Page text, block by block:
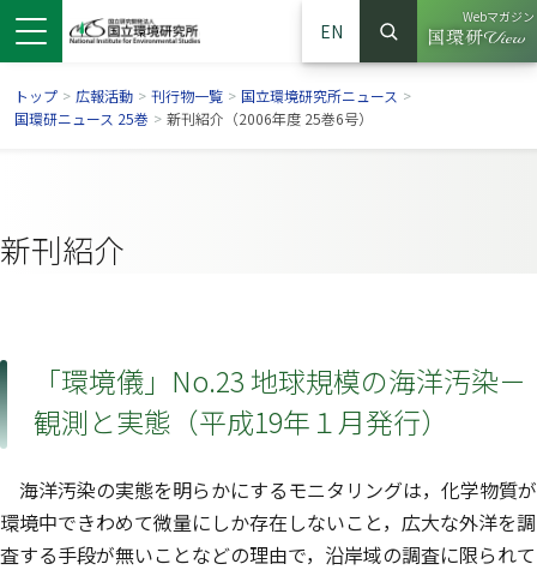
ドウで開きます）
ンドウで開きます）
ウインドウで開きます）
EN
サイト内検索
検索
Webマガジン
（別ウイ
トップ > 広報活動 > 刊行物一覧 > 国立環境研究所ニュース >
国環研ニュース 25巻 > 新刊紹介（2006年度 25巻6号）
新刊紹介
「環境儀」No.23 地球規模の海洋汚染－
観測と実態（平成19年１月発行）
海洋汚染の実態を明らかにするモニタリングは，化学物質が
環境中できわめて微量にしか存在しないこと，広大な外洋を調
査する手段が無いことなどの理由で，沿岸域の調査に限られて